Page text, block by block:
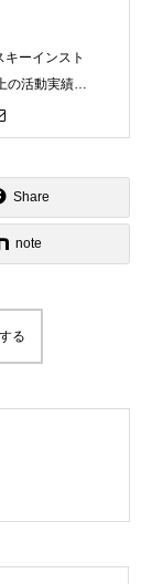
ーインスト
の活動実績。
代表として、
が職業選択の
Share
note
る